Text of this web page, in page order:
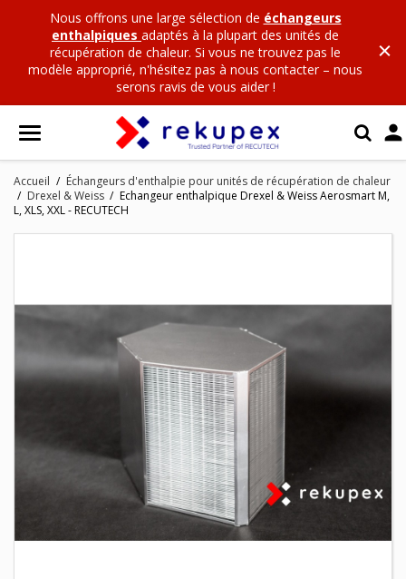
Nous offrons une large sélection de échangeurs
enthalpiques adaptés à la plupart des unités de
récupération de chaleur. Si vous ne trouvez pas le
modèle approprié, n'hésitez pas à nous contacter – nous
serons ravis de vous aider !

Accueil
Échangeurs d'enthalpie pour unités de récupération de chaleur
Drexel & Weiss
Echangeur enthalpique Drexel & Weiss Aerosmart M,
L, XLS, XXL - RECUTECH